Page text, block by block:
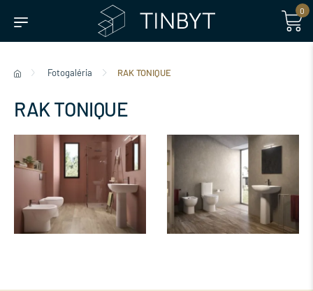
0
Fotogaléria RAK TONIQUE
RAK TONIQUE